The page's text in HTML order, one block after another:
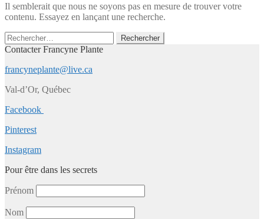
Il semblerait que nous ne soyons pas en mesure de trouver votre
contenu. Essayez en lançant une recherche.
Rechercher :
Contacter Francyne Plante
francyneplante@live.ca
Val-d’Or, Québec
Facebook
Pinterest
Instagram
Pour être dans les secrets
Prénom
Nom